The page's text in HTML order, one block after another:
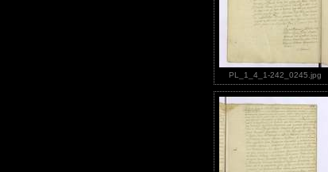
PL_1_4_1-242_0245.jpg